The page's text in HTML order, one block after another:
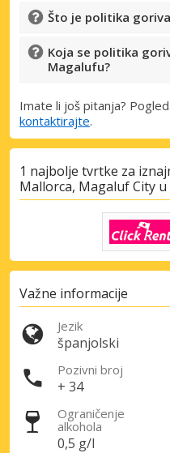
Posebni popusti
Pristupite
Što je politika
Koja se politika
Magalufu?
Imate li još pitanja?
kontaktirajte.
1 najbolje tvrtke za
Mallorca, Magaluf City u
Važne informacije
Jezik
španjolski
Pozivni broj
+ 34
Ograničenje
alkohola
0,5 g/l